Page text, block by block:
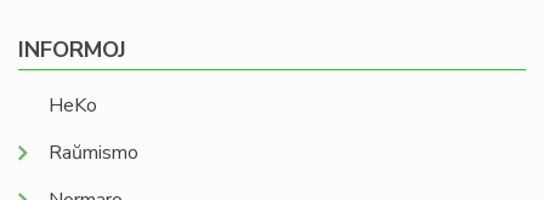
INFORMOJ
HeKo
Raŭmismo